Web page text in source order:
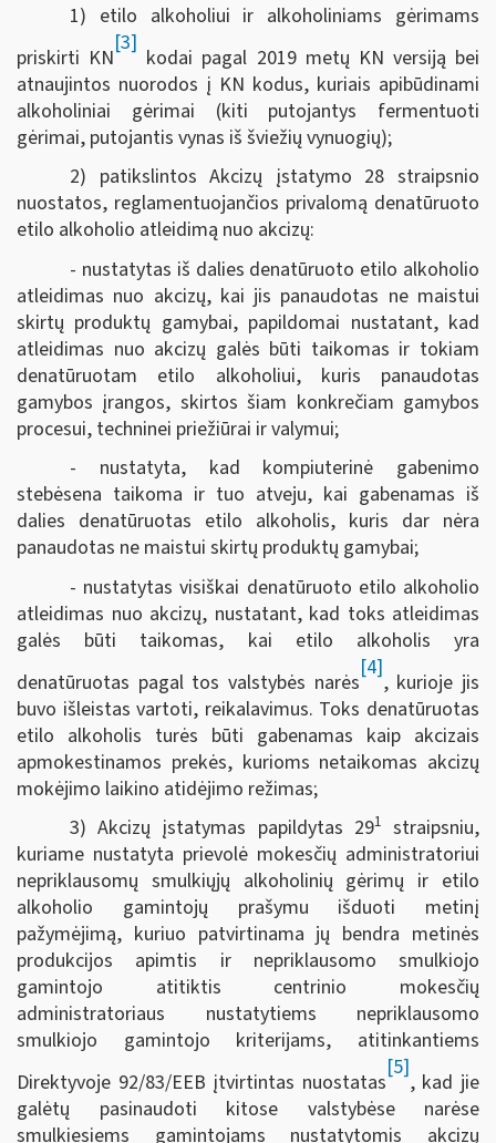
1) etilo alkoholiui ir alkoholiniams gėrimams
priskirti KN
[3]
kodai pagal 2019 metų KN versiją bei
atnaujintos nuorodos į KN kodus, kuriais apibūdinami
alkoholiniai gėrimai (kiti putojantys fermentuoti
gėrimai, putojantis vynas iš šviežių vynuogių);
2) patikslintos Akcizų įstatymo 28 straipsnio
nuostatos, reglamentuojančios privalomą denatūruoto
etilo alkoholio atleidimą nuo akcizų:
- nustatytas iš dalies denatūruoto etilo alkoholio
atleidimas nuo akcizų, kai jis panaudotas ne maistui
skirtų produktų gamybai, papildomai nustatant, kad
atleidimas nuo akcizų galės būti taikomas ir tokiam
denatūruotam etilo alkoholiui, kuris panaudotas
gamybos įrangos, skirtos šiam konkrečiam gamybos
procesui, techninei priežiūrai ir valymui;
- nustatyta, kad kompiuterinė gabenimo
stebėsena taikoma ir tuo atveju, kai gabenamas iš
dalies denatūruotas etilo alkoholis, kuris dar nėra
panaudotas ne maistui skirtų produktų gamybai;
- nustatytas visiškai denatūruoto etilo alkoholio
atleidimas nuo akcizų, nustatant, kad toks atleidimas
galės būti taikomas, kai etilo alkoholis yra
denatūruotas pagal tos valstybės narės
[4]
, kurioje jis
buvo išleistas vartoti, reikalavimus. Toks denatūruotas
etilo alkoholis turės būti gabenamas kaip akcizais
apmokestinamos prekės, kurioms netaikomas akcizų
mokėjimo laikino atidėjimo režimas;
3) Akcizų įstatymas papildytas 291 straipsniu,
kuriame nustatyta prievolė mokesčių administratoriui
nepriklausomų smulkiųjų alkoholinių gėrimų ir etilo
alkoholio gamintojų prašymu išduoti metinį
pažymėjimą, kuriuo patvirtinama jų bendra metinės
produkcijos apimtis ir nepriklausomo smulkiojo
gamintojo atitiktis centrinio mokesčių
administratoriaus nustatytiems nepriklausomo
smulkiojo gamintojo kriterijams, atitinkantiems
Direktyvoje 92/83/EEB įtvirtintas nuostatas
[5]
, kad jie
galėtų pasinaudoti kitose valstybėse narėse
smulkiesiems gamintojams nustatytomis akcizų